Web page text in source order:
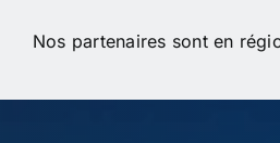
Nos partenaires sont en